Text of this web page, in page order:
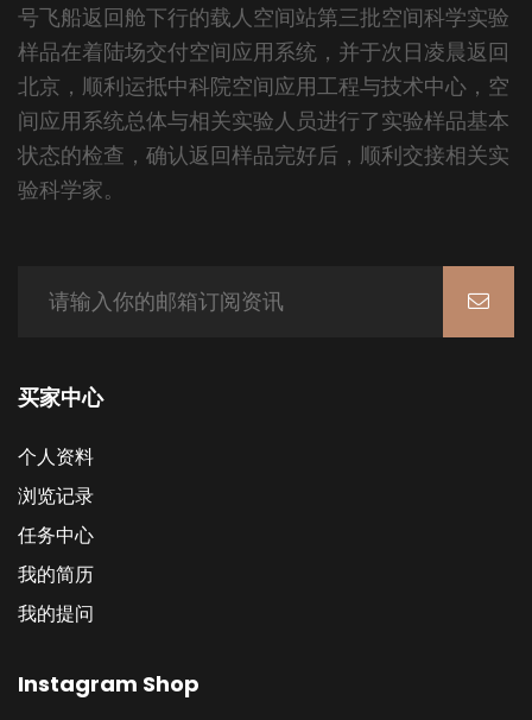
号飞船返回舱下行的载人空间站第三批空间科学实验
样品在着陆场交付空间应用系统，并于次日凌晨返回
北京，顺利运抵中科院空间应用工程与技术中心，空
间应用系统总体与相关实验人员进行了实验样品基本
状态的检查，确认返回样品完好后，顺利交接相关实
验科学家。
买家中心
个人资料
浏览记录
任务中心
我的简历
我的提问
Instagram Shop